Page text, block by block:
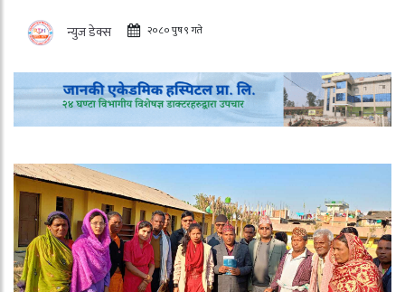
न्युज डेक्स २०८० पुष ९ गते